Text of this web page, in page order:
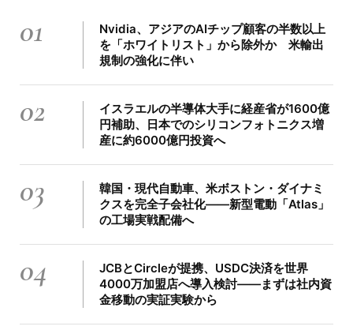
01
Nvidia、アジアのAIチップ顧客の半数以上
を「ホワイトリスト」から除外か 米輸出
規制の強化に伴い
02
イスラエルの半導体大手に経産省が1600億
円補助、日本でのシリコンフォトニクス増
産に約6000億円投資へ
03
韓国・現代自動車、米ボストン・ダイナミ
クスを完全子会社化――新型電動「Atlas」
の工場実戦配備へ
04
JCBとCircleが提携、USDC決済を世界
4000万加盟店へ導入検討――まずは社内資
金移動の実証実験から